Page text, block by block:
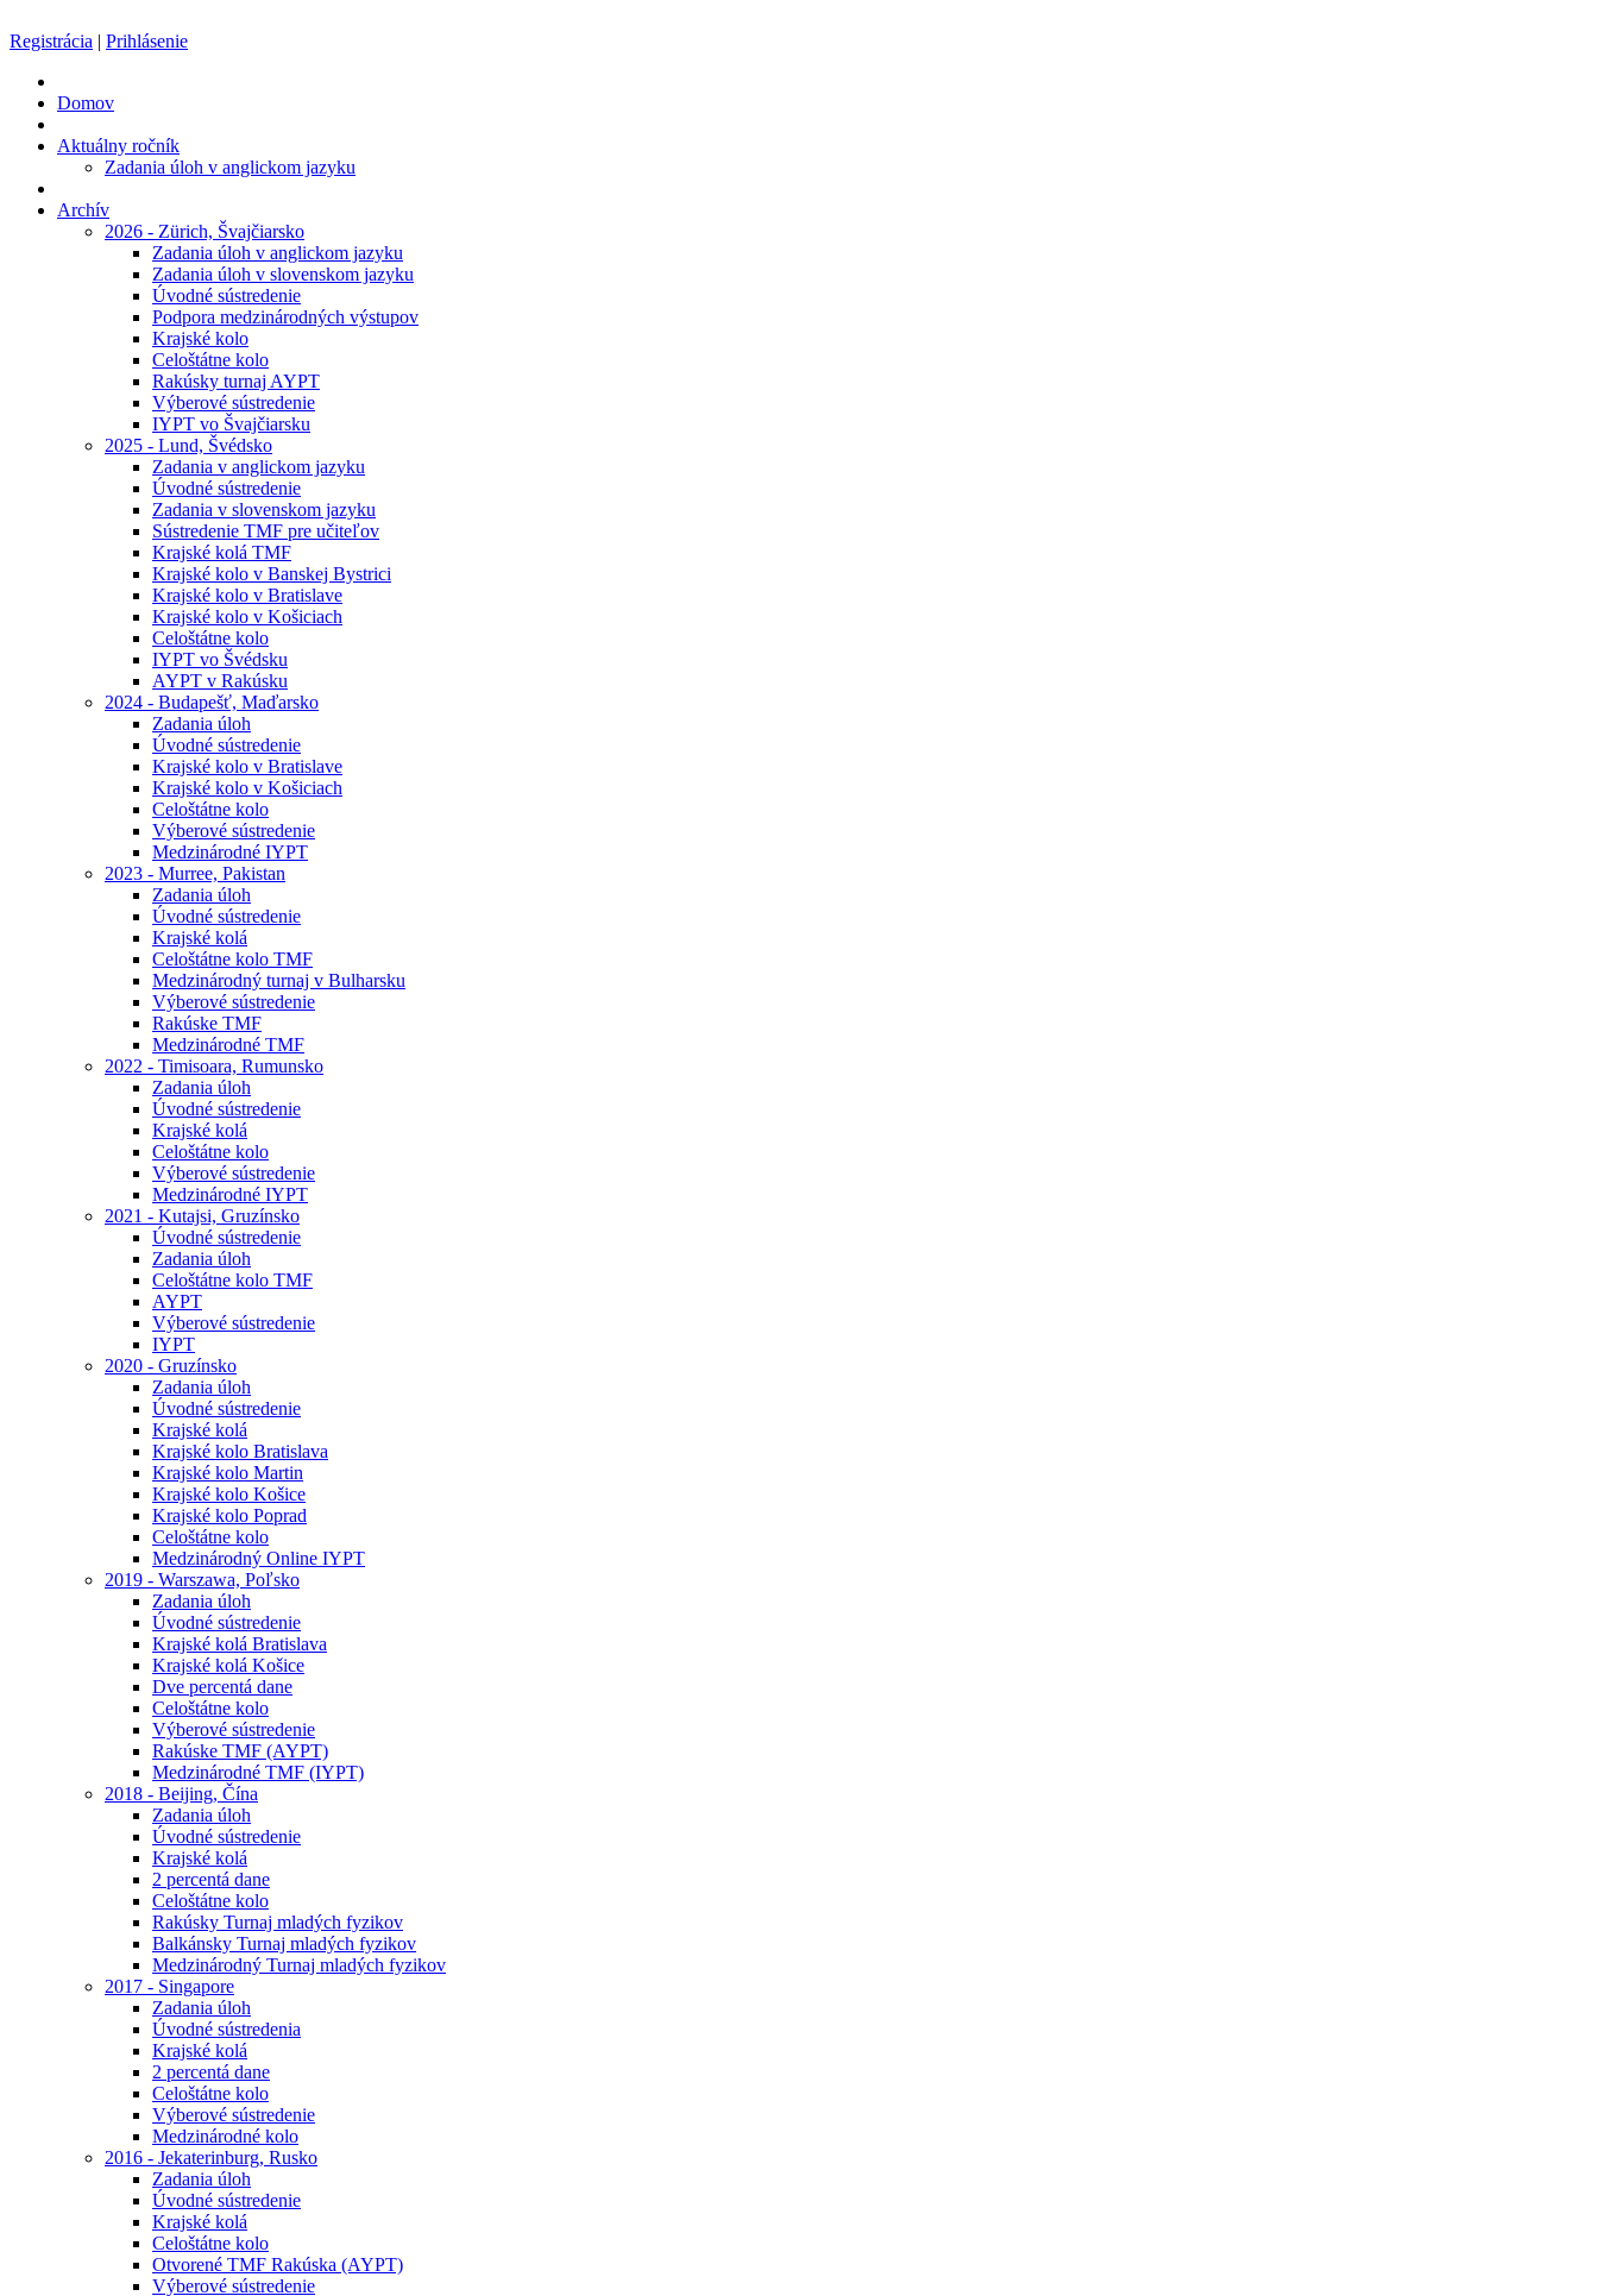
Registrácia | Prihlásenie
Domov
Aktuálny ročník
Zadania úloh v anglickom jazyku
Archív
2026 - Zürich, Švajčiarsko
Zadania úloh v anglickom jazyku
Zadania úloh v slovenskom jazyku
Úvodné sústredenie
Podpora medzinárodných výstupov
Krajské kolo
Celoštátne kolo
Rakúsky turnaj AYPT
Výberové sústredenie
IYPT vo Švajčiarsku
2025 - Lund, Švédsko
Zadania v anglickom jazyku
Úvodné sústredenie
Zadania v slovenskom jazyku
Sústredenie TMF pre učiteľov
Krajské kolá TMF
Krajské kolo v Banskej Bystrici
Krajské kolo v Bratislave
Krajské kolo v Košiciach
Celoštátne kolo
IYPT vo Švédsku
AYPT v Rakúsku
2024 - Budapešť, Maďarsko
Zadania úloh
Úvodné sústredenie
Krajské kolo v Bratislave
Krajské kolo v Košiciach
Celoštátne kolo
Výberové sústredenie
Medzinárodné IYPT
2023 - Murree, Pakistan
Zadania úloh
Úvodné sústredenie
Krajské kolá
Celoštátne kolo TMF
Medzinárodný turnaj v Bulharsku
Výberové sústredenie
Rakúske TMF
Medzinárodné TMF
2022 - Timisoara, Rumunsko
Zadania úloh
Úvodné sústredenie
Krajské kolá
Celoštátne kolo
Výberové sústredenie
Medzinárodné IYPT
2021 - Kutajsi, Gruzínsko
Úvodné sústredenie
Zadania úloh
Celoštátne kolo TMF
AYPT
Výberové sústredenie
IYPT
2020 - Gruzínsko
Zadania úloh
Úvodné sústredenie
Krajské kolá
Krajské kolo Bratislava
Krajské kolo Martin
Krajské kolo Košice
Krajské kolo Poprad
Celoštátne kolo
Medzinárodný Online IYPT
2019 - Warszawa, Poľsko
Zadania úloh
Úvodné sústredenie
Krajské kolá Bratislava
Krajské kolá Košice
Dve percentá dane
Celoštátne kolo
Výberové sústredenie
Rakúske TMF (AYPT)
Medzinárodné TMF (IYPT)
2018 - Beijing, Čína
Zadania úloh
Úvodné sústredenie
Krajské kolá
2 percentá dane
Celoštátne kolo
Rakúsky Turnaj mladých fyzikov
Balkánsky Turnaj mladých fyzikov
Medzinárodný Turnaj mladých fyzikov
2017 - Singapore
Zadania úloh
Úvodné sústredenia
Krajské kolá
2 percentá dane
Celoštátne kolo
Výberové sústredenie
Medzinárodné kolo
2016 - Jekaterinburg, Rusko
Zadania úloh
Úvodné sústredenie
Krajské kolá
Celoštátne kolo
Otvorené TMF Rakúska (AYPT)
Výberové sústredenie